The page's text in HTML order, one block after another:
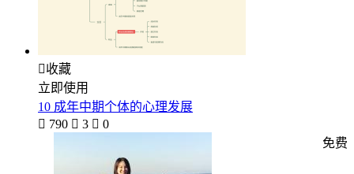
收藏
立即使用
10 成年中期个体的心理发展
 790  3  0
免费